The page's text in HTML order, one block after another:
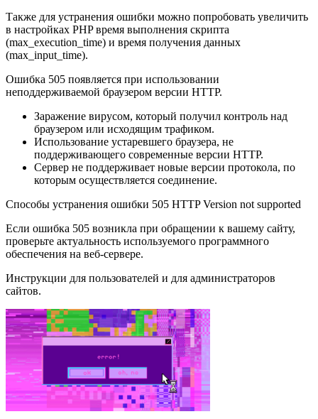
Также для устранения ошибки можно попробовать увеличить
в настройках PHP время выполнения скрипта
(max_execution_time) и время получения данных
(max_input_time).
Ошибка 505 появляется при использовании
неподдерживаемой браузером версии HTTP.
Заражение вирусом, который получил контроль над
браузером или исходящим трафиком.
Использование устаревшего браузера, не
поддерживающего современные версии HTTP.
Сервер не поддерживает новые версии протокола, по
которым осуществляется соединение.
Способы устранения ошибки 505 HTTP Version not supported
Если ошибка 505 возникла при обращении к вашему сайту,
проверьте актуальность используемого программного
обеспечения на веб-сервере.
Инструкции для пользователей и для администраторов
сайтов.